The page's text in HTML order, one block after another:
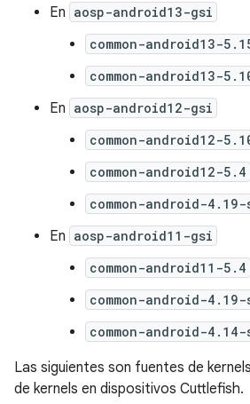
En aosp-android13-gsi
common-android13-
common-android13-
En aosp-android12-gsi
common-android12-
common-android12-5.4
common-android-
En aosp-android11-gsi
common-android11-5.4
common-android-
common-android-
Las siguientes son fuentes de
de kernels en dispositivos Cuttlefish.